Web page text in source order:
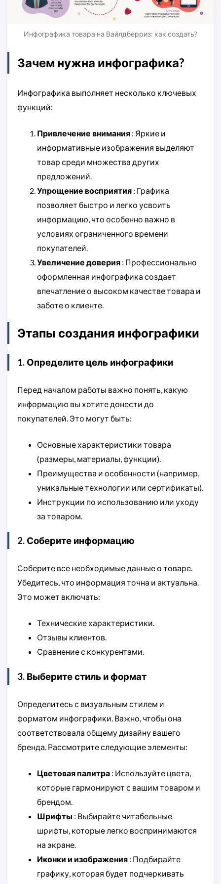
Инфографика товара на Вайлдберриз: как создать?
Зачем нужна инфографика?
Инфографика выполняет несколько ключевых
функций:
Привлечение внимания : Яркие и
информативные изображения выделяют
товар среди множества других
предложений.
Упрощение восприятия : Графика
позволяет быстро и легко усвоить
информацию, что особенно важно в
условиях ограниченного времени
покупателей.
Увеличение доверия : Профессионально
оформленная инфографика создает
впечатление о высоком качестве товара и
заботе о клиенте.
Этапы создания инфографики
1. Определите цель инфографики
Перед началом работы важно понять, какую
информацию вы хотите донести до
покупателей. Это могут быть:
Основные характеристики товара
(размеры, материалы, функции).
Преимущества и особенности (например,
уникальные технологии или сертификаты).
Инструкции по использованию или уходу
за товаром.
2. Соберите информацию
Соберите все необходимые данные о товаре.
Убедитесь, что информация точна и актуальна.
Это может включать:
Технические характеристики.
Отзывы клиентов.
Сравнение с конкурентами.
3. Выберите стиль и формат
Определитесь с визуальным стилем и
форматом инфографики. Важно, чтобы она
соответствовала общему дизайну вашего
бренда. Рассмотрите следующие элементы:
Цветовая палитра : Используйте цвета,
которые гармонируют с вашим товаром и
брендом.
Шрифты : Выбирайте читабельные
шрифты, которые легко воспринимаются
на экране.
Иконки и изображения : Подбирайте
графику, которая будет подчеркивать